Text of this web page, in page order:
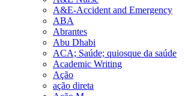
A&E-Accident and Emergency
ABA
Abrantes
Abu Dhabi
ACA; Saúde; quiosque da saúde
Academic Writing
Ação
ação direta